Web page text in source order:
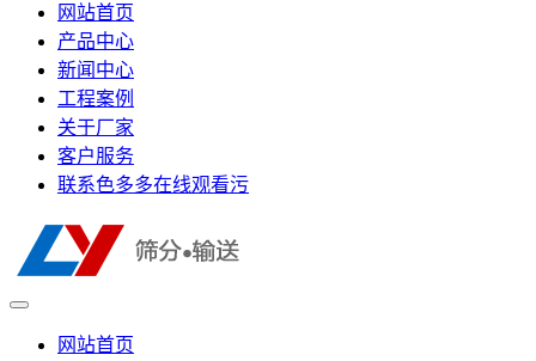
网站首页
产品中心
新闻中心
工程案例
关于厂家
客户服务
联系色多多在线观看污
网站首页